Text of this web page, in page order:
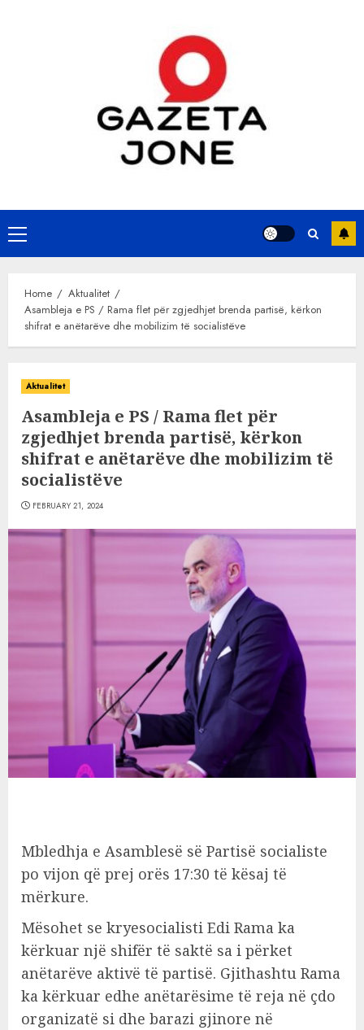
Primary
Menu
Home
Aktualitet
Asambleja e PS / Rama flet për zgjedhjet brenda partisë, kërkon
shifrat e anëtarëve dhe mobilizim të socialistëve
Aktualitet
Asambleja e PS / Rama flet për
zgjedhjet brenda partisë, kërkon
shifrat e anëtarëve dhe mobilizim të
socialistëve
FEBRUARY 21, 2024
Mbledhja e Asamblesë së Partisë socialiste
po vijon që prej orës 17:30 të kësaj të
mërkure.
Mësohet se kryesocialisti Edi Rama ka
kërkuar një shifër të saktë sa i përket
anëtarëve aktivë të partisë. Gjithashtu Rama
ka kërkuar edhe anëtarësime të reja në çdo
organizatë si dhe barazi gjinore në